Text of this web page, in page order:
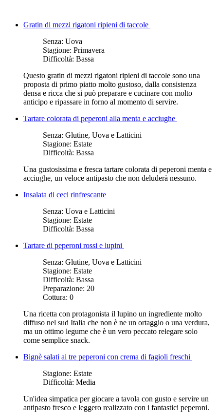
Gratin di mezzi rigatoni ripieni di taccole
Senza: Uova
Stagione: Primavera
Difficoltà: Bassa
Questo gratin di mezzi rigatoni ripieni di taccole sono una
proposta di primo piatto molto gustoso, dalla consistenza
densa e ricca che si può preparare e cucinare con molto
anticipo e ripassare in forno al momento di servire.
Tartare colorata di peperoni alla menta e acciughe
Senza: Glutine, Uova e Latticini
Stagione: Estate
Difficoltà: Bassa
Una gustosissima e fresca tartare colorata di peperoni menta e
acciughe, un veloce antipasto che non deluderà nessuno.
Insalata di ceci rinfrescante
Senza: Uova e Latticini
Stagione: Estate
Difficoltà: Bassa
Tartare di peperoni rossi e lupini
Senza: Glutine, Uova e Latticini
Stagione: Estate
Difficoltà: Bassa
Preparazione: 20
Cottura: 0
Una ricetta con protagonista il lupino un ingrediente molto
diffuso nel sud Italia che non è ne un ortaggio o una verdura,
ma un ottimo legume che è un vero peccato relegare solo
come semplice snack.
Bignè salati ai tre peperoni con crema di fagioli freschi
Stagione: Estate
Difficoltà: Media
Un'idea simpatica per giocare a tavola con gusto e servire un
antipasto fresco e leggero realizzato con i fantastici peperoni.